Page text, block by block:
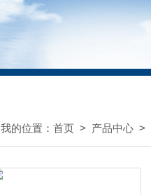
我的位置：首页 > 产品中心 >